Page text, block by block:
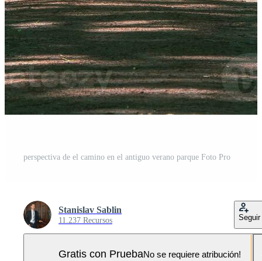
perspectiva de el camino en el antiguo verano parque Foto Pro
Stanislav Sablin
11.237 Recursos Seguir
Gratis con PruebaNo se requiere atribución!